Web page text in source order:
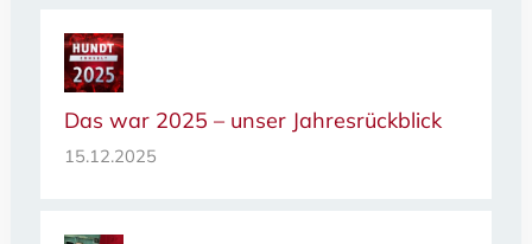
Das war 2025 – unser Jahresrückblick
15.12.2025